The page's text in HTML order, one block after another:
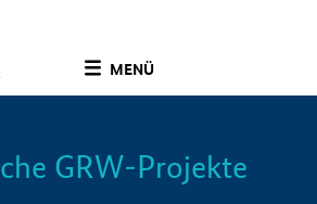
MENÜ
Info
GRW-Projekte